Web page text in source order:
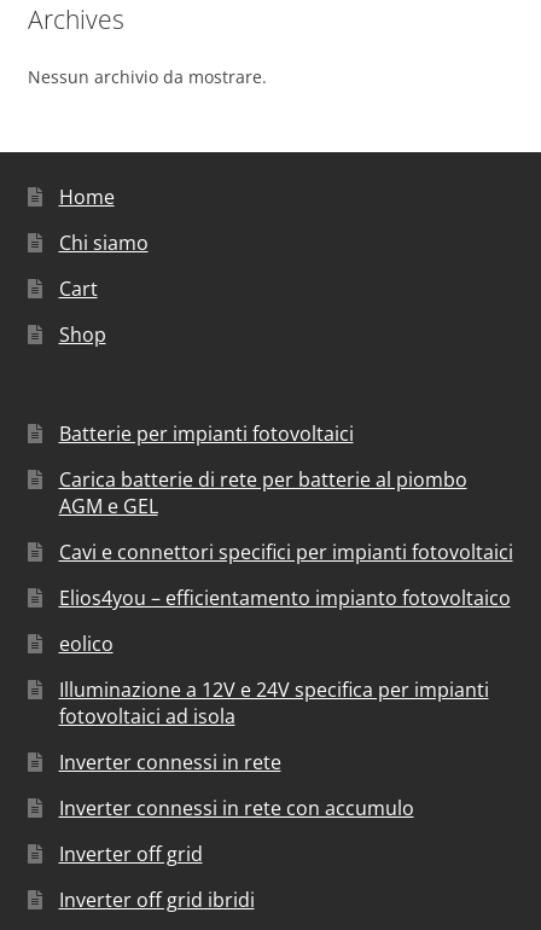
Archives
Nessun archivio da mostrare.
Home
Chi siamo
Cart
Shop
Batterie per impianti fotovoltaici
Carica batterie di rete per batterie al piombo
AGM e GEL
Cavi e connettori specifici per impianti fotovoltaici
Elios4you – efficientamento impianto fotovoltaico
eolico
Illuminazione a 12V e 24V specifica per impianti
fotovoltaici ad isola
Inverter connessi in rete
Inverter connessi in rete con accumulo
Inverter off grid
Inverter off grid ibridi